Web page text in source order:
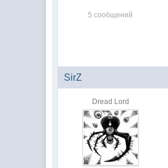
5 сообщений
SirZ
Dread Lord